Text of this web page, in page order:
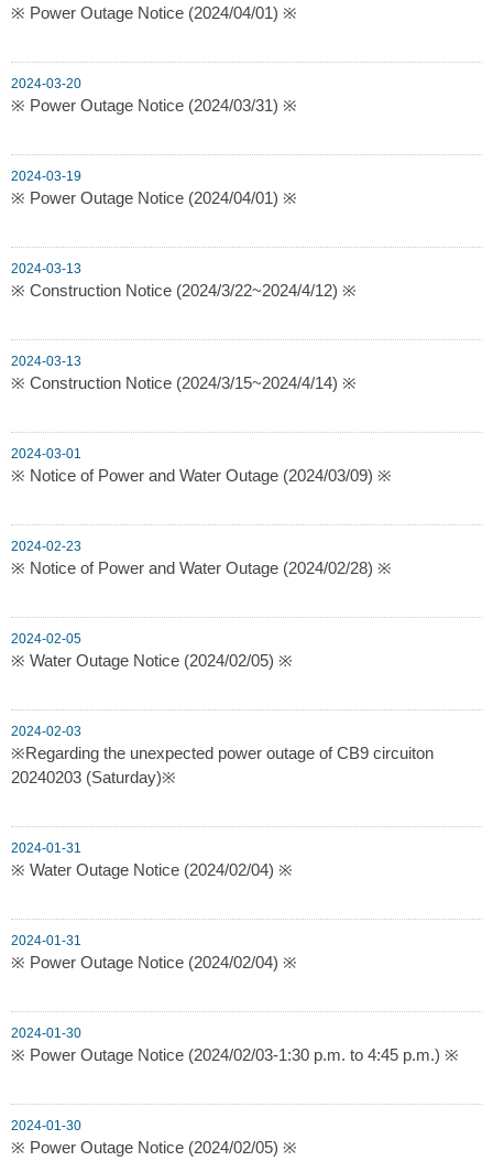
※ Power Outage Notice (2024/04/01) ※
2024-03-20
※ Power Outage Notice (2024/03/31) ※
2024-03-19
※ Power Outage Notice (2024/04/01) ※
2024-03-13
※ Construction Notice (2024/3/22~2024/4/12) ※
2024-03-13
※ Construction Notice (2024/3/15~2024/4/14) ※
2024-03-01
※ Notice of Power and Water Outage (2024/03/09) ※
2024-02-23
※ Notice of Power and Water Outage (2024/02/28) ※
2024-02-05
※ Water Outage Notice (2024/02/05) ※
2024-02-03
※Regarding the unexpected power outage of CB9 circuiton
20240203 (Saturday)※
2024-01-31
※ Water Outage Notice (2024/02/04) ※
2024-01-31
※ Power Outage Notice (2024/02/04) ※
2024-01-30
※ Power Outage Notice (2024/02/03-1:30 p.m. to 4:45 p.m.) ※
2024-01-30
※ Power Outage Notice (2024/02/05) ※